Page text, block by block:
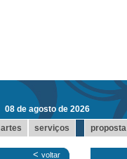
08 de agosto de 2026
artes serviços proposta
< voltar